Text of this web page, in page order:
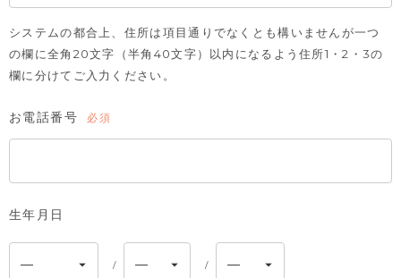
システムの都合上、住所は項目通りでなくとも構いませんが一つ
の欄に全角20文字（半角40文字）以内になるよう住所1・2・3の
欄に分けてご入力ください。
お電話番号
須)
生年月日